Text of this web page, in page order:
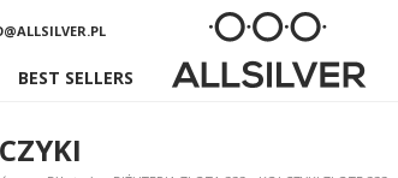
BEST SELLERS